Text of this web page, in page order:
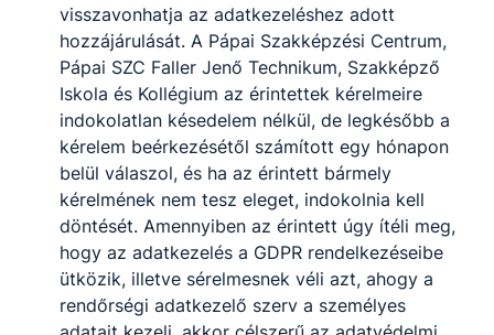
visszavonhatja az adatkezeléshez adott
hozzájárulását. A Pápai Szakképzési Centrum,
Pápai SZC Faller Jenő Technikum, Szakképző
Iskola és Kollégium az érintettek kérelmeire
indokolatlan késedelem nélkül, de legkésőbb a
kérelem beérkezésétől számított egy hónapon
belül válaszol, és ha az érintett bármely
kérelmének nem tesz eleget, indokolnia kell
döntését. Amennyiben az érintett úgy ítéli meg,
hogy az adatkezelés a GDPR rendelkezéseibe
ütközik, illetve sérelmesnek véli azt, ahogy a
rendőrségi adatkezelő szerv a személyes